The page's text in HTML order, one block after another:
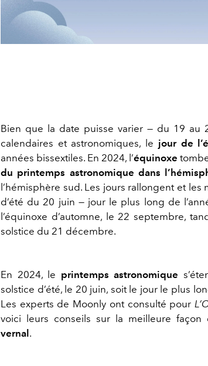
Bien que la date puisse varier — du 19 au
calendaires et astronomiques, le jour de
années bissextiles. En 2024, l’équinoxe
du printemps astronomique dans
l’hémisphère sud. Les jours rallongent et les
d’été du 20 juin — jour le plus long de
l’équinoxe d’automne, le 22 septembre,
solstice du 21 décembre.
En 2024, le printemps astronomique
solstice d’été, le 20 juin, soit le jour le plus
Les experts de Moonly ont consulté pour
voici leurs conseils sur la meilleure façon
vernal .